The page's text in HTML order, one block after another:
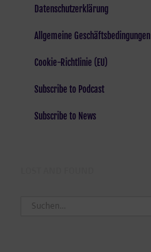
Datenschutzerklärung
Allgemeine Geschäftsbedingungen
Cookie-Richtlinie (EU)
Subscribe to Podcast
Subscribe to News
Suche